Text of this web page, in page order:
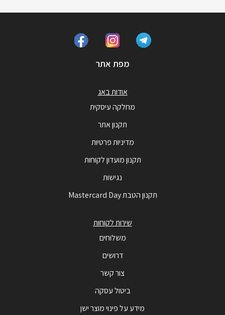
מפת אתר
אודות באג
מחלקה עיסקית
תקנון אתר
מדיניות פרטיות
תקנון מועדון לקוחות
נגישות
תקנון הטבת Mastercard Day
שירות לקוחות
משלוחים
דרושים
צור קשר
ביטול עסקה
מידע על פינוי מוצר ישן